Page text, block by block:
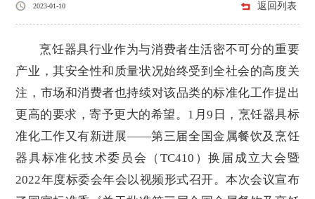
2023-01-10 返回列表
烹饪器具行业作为与消费者生活密不可分的重要
产业，其安全性和质量状况始终受到全社会的高度关
注，市场和消费者也持续对该品类的标准化工作提出
更高的要求，寄予更大的希望。1月9日，烹饪器具标
准化工作又有新进展——第三届全国金属餐饮及烹饪
器具标准化技术委员会（TC410）换届成立大会暨
2022年度标委会年会以视频形式召开。本次会议宣布